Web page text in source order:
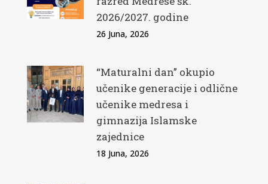
2026/2027. godine
26 Juna, 2026
“Maturalni dan” okupio
učenike generacije i odlične
učenike medresa i
gimnazija Islamske
zajednice
18 Juna, 2026